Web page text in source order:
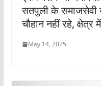
सतपुली के समाजसेवी
चौहान नहीं रहे,
May 14, 2025